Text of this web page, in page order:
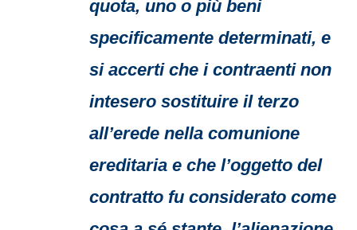
quota, uno o più beni
specificamente determinati, e
si accerti che i contraenti non
intesero sostituire il terzo
all’erede nella comunione
ereditaria e che l’oggetto del
contratto fu considerato come